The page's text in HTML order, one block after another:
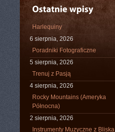
Harlequiny
6 sierpnia, 2026
Poradniki Fotograficzne
5 sierpnia, 2026
Trenuj z Pasją
4 sierpnia, 2026
Rocky Mountains (Ameryka
Północna)
2 sierpnia, 2026
Instrumenty Muzyczne z Bliska